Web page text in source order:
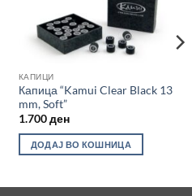
Во
желботека
КАПИЦИ
Капица “Kamui Clear Black 13
mm, Soft”
1.700ден
ДОДАЈ ВО КОШНИЦА